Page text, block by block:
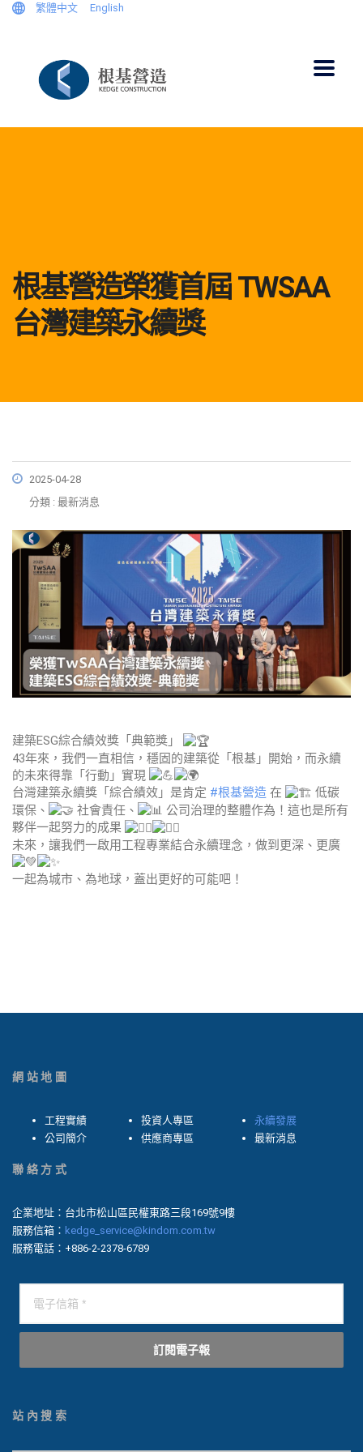
繁體中文 English
根基營造榮獲首屆 TWSAA
台灣建築永續獎
2025-04-28
分類 : 最新消息
建築ESG綜合績效獎「典範獎」
43年來，我們一直相信，穩固的建築從「根基」開始，而永續
的未來得靠「行動」實現
台灣建築永續獎「綜合績效」是肯定 #根基營造 在
低碳
環保、
社會責任、
公司治理的整體作為！這也是所有
夥伴一起努力的成果
未來，讓我們一啟用工程專業結合永續理念，做到更深、更廣
一起為城市、為地球，蓋出更好的可能吧！
網站地圖
工程實績
公司簡介
投資人專區
供應商專區
永續發展
最新消息
聯絡方式
企業地址：台北市松山區民權東路三段169號9樓
服務信箱： kedge_service@kindom.com.tw
服務電話：+886-2-2378-6789
訂閱電子報
站內搜索